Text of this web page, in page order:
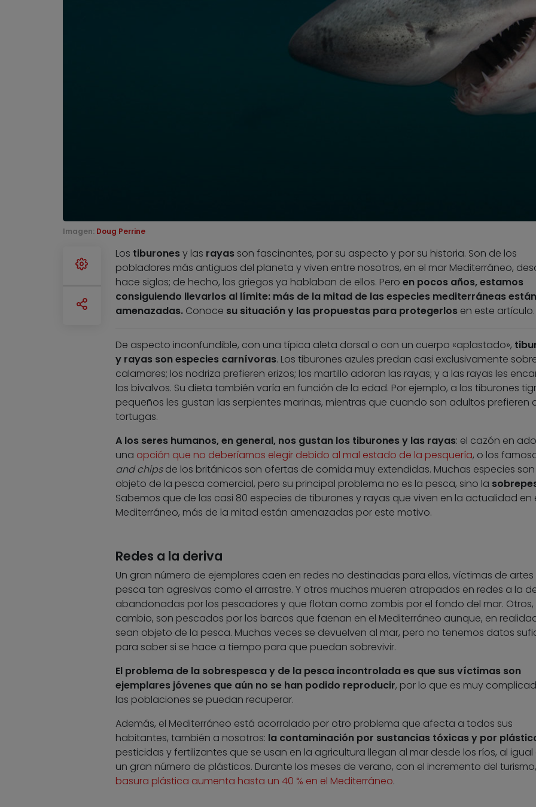
Imagen: Doug Perrine
Los tiburonesy las rayasson fascinantes, por su aspecto y por su historia. Son de los
pobladores más antiguos del planeta y viven entre nosotros, en el mar Mediterráneo,
hace siglos; de hecho, los griegos ya hablaban de ellos. Pero en pocos años, estamos
consiguiendo llevarlos al límite: más de la mitad de las especies mediterráneas están
amenazadas. Conoce su situación y las propuestas para protegerlosen este artículo.
De aspecto inconfundible, con una típica aleta dorsal o con un cuerpo «aplastado»,
y rayas son especies carnívoras. Los tiburones azules predan casi exclusivamente
calamares; los nodriza prefieren erizos; los martillo adoran las rayas; y a las rayas les
los bivalvos. Su dieta también varía en función de la edad. Por ejemplo, a los tiburones
pequeños les gustan las serpientes marinas, mientras que cuando son adultos prefieren
tortugas.
A los seres humanos, en general, nos gustan los tiburones y las rayas: el cazón en
una opción que no deberíamos elegir debido al mal estado de la pesquería, o los
and chipsde los británicos son ofertas de comida muy extendidas. Muchas especies son
objeto de la pesca comercial, pero su principal problema no es la pesca, sino la
Sabemos que de las casi 80 especies de tiburones y rayas que viven en la actualidad en
Mediterráneo, más de la mitad están amenazadas por este motivo.
Redes a la deriva
Un gran número de ejemplares caen en redes no destinadas para ellos, víctimas de
pesca tan agresivas como el arrastre. Y otros muchos mueren atrapados en redes a la
abandonadas por los pescadores y que flotan como zombis por el fondo del mar. Otros,
cambio, son pescados por los barcos que faenan en el Mediterráneo aunque, en
sean objeto de la pesca. Muchas veces se devuelven al mar, pero no tenemos datos
para saber si se hace a tiempo para que puedan sobrevivir.
El problema de la sobrespesca y de la pesca incontrolada es que sus víctimas son
ejemplares jóvenes que aún no se han podido reproducir, por lo que es muy
las poblaciones se puedan recuperar.
Además, el Mediterráneo está acorralado por otro problema que afecta a todos sus
habitantes, también a nosotros: la contaminación por sustancias tóxicas y por
pesticidas y fertilizantes que se usan en la agricultura llegan al mar desde los ríos, al igual
un gran número de plásticos. Durante los meses de verano, con el incremento del
basura plástica aumenta hasta un 40 % en el Mediterráneo.